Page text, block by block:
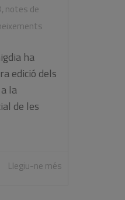
, notes de
ha
edició dels
la
de les
Llegiu-ne més